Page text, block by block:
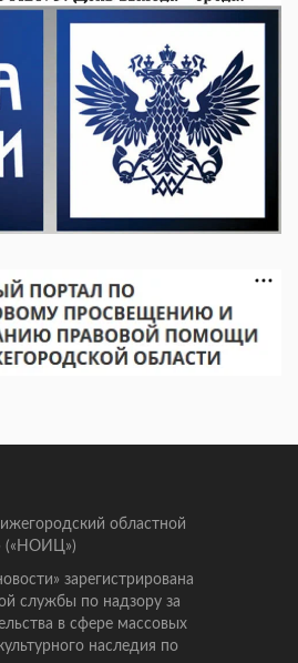
областной
(«НОИЦ»)
зарегистрирована
службы по надзору за
в сфере массовых
наследия по